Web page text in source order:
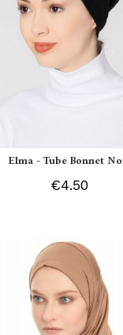
Elma - Tube Bonnet
€4.50